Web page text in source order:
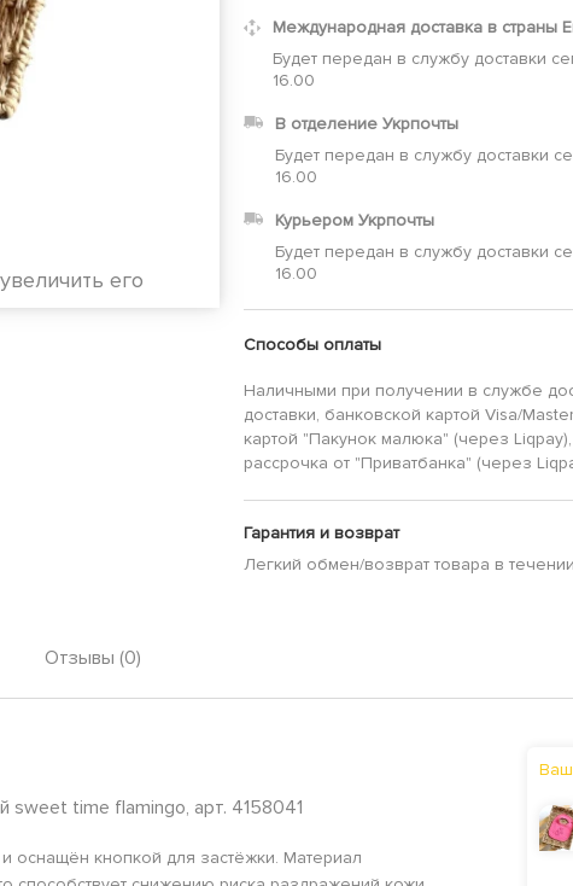
его
Международная доставка в страны
Будет передан в службу доставки
16.00
В отделение Укрпочты
Будет передан в службу доставки
16.00
Курьером Укрпочты
Будет передан в службу доставки
16.00
Способы оплаты
Наличными при получении в службе
доставки, банковской картой Visa/
картой "Пакунок малюка" (через
рассрочка от "Приватбанка" (через
Гарантия и возврат
Легкий обмен/возврат товара в течении
Отзывы (0)
sweet time flamingo, арт. 4158041
оснащён кнопкой для застёжки. Материал
Ваш